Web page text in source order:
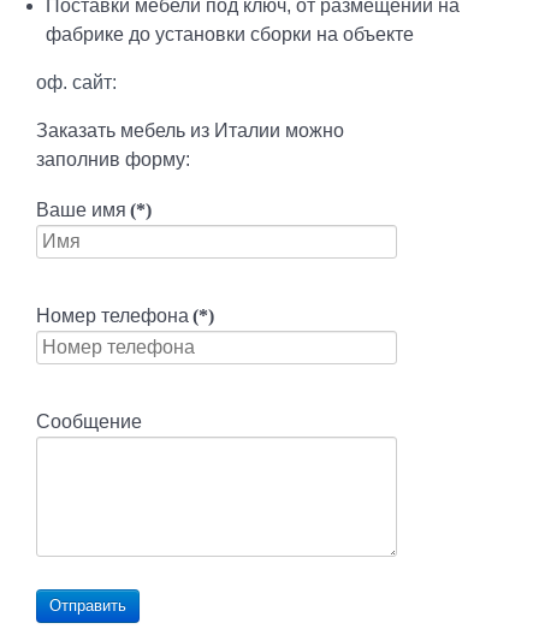
Поставки мебели под ключ, от размещении на
фабрике до установки сборки на объекте
оф. сайт:
Заказать мебель из Италии можно
заполнив форму:
Ваше имя (*)
Номер телефона (*)
Сообщение
Отправить